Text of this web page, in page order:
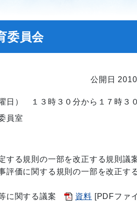
委員会
公開日
日） １３時３０分から１７時３
員室
る規則の一部を改正する規則
価に関する規則の一部を改正す
に関する議案
資料 [PDFファ